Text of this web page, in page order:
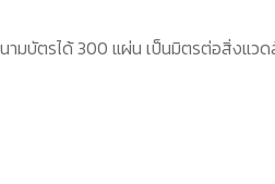
บัตรได้ 300 แผ่น เป็นมิตรต่อสิ่งแว